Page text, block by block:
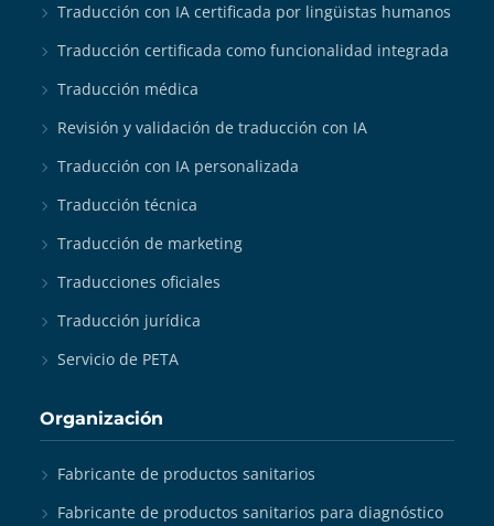
Traducción con IA certificada por lingüistas humanos
Traducción certificada como funcionalidad integrada
Traducción médica
Revisión y validación de traducción con IA
Traducción con IA personalizada
Traducción técnica
Traducción de marketing
Traducciones oficiales
Traducción jurídica
Servicio de PETA
Organización
Fabricante de productos sanitarios
Fabricante de productos sanitarios para diagnóstico